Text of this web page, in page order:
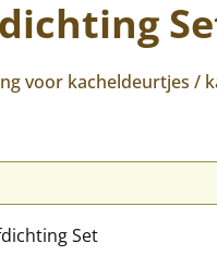
voor kacheldeurtjes /